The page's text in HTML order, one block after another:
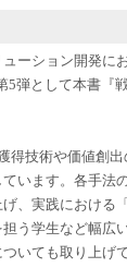
ーション開発に
5弾として本書
技術や価値創
います。各手
、実践における
う学生など幅広
いても取り上げ